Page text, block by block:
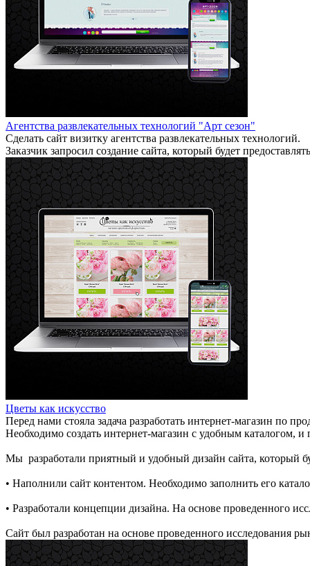
Агентства развлекательных технологий "Арт сезон"
Сделать сайт визитку агентства развлекательных технологий.
Заказчик запросил создание сайта, который будет
Цветы как искусство
Перед нами стояла задача разработать интернет-магазин по
Необходимо создать интернет-магазин с удобным каталогом,
Мы разработали приятный и удобный дизайн сайта, который
• Наполнили сайт контентом. Необходимо заполнить его
• Разработали концепции дизайна. На основе проведенного
Сайт был разработан на основе проведенного исследования